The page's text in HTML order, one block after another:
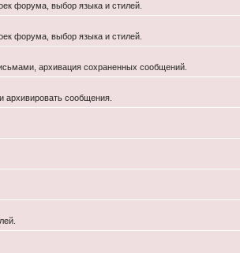
форума, выбор языка и стилей.
форума, выбор языка и стилей.
архивация сохраненных сообщений.
архивировать сообщения.